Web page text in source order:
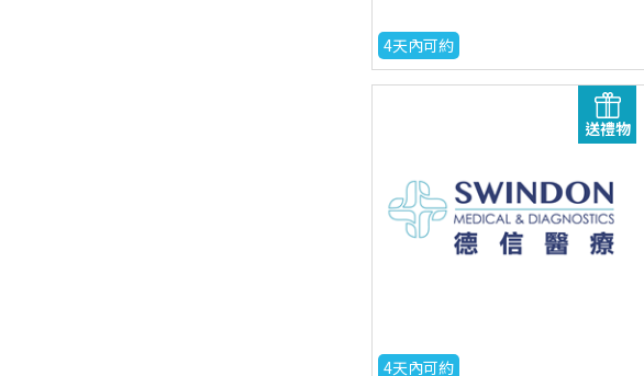
4天內可約
送禮物
4天內可約